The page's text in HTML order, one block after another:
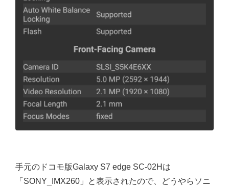
手元のドコモ版Galaxy S7 edge SC-02Hは
「SONY_IMX260」と表示されたので、どうやらソニ